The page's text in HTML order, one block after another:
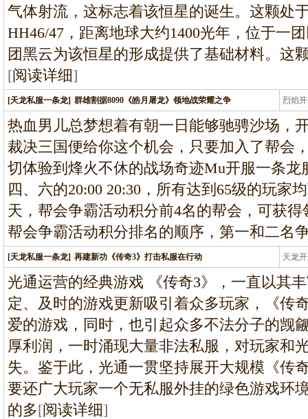
气体射流，这标志着该恒星的诞生。这颗处
HH46/47，距离地球大约1400光年，位于一
团黑云为该恒星的形成提供了基础材料。这
[阅读详细]
[天龙私服一条龙] 群雄割据8090《皓月屠龙》领地战荣耀之争 烈焰
龙
热血男儿总梦想着有朝一日能够驰骋沙场，
裁决三国便给你这个机会，只要加入了帮会
切体验到烽火不休的战场奇迹Mu开服一条
四、六的20:00 20:30，所有达到65级的玩家
天，帮会争霸活动积分前4名的帮会，可获
帮会争霸活动积分排名的顺序，第一和二名
[天龙私服一条龙] 再建新功《传奇3》打击私服在行动 天龙
龙
光通运营的经典游戏 《传奇3》，一直以其
定、及时的游戏更新吸引着众多玩家，《传
爱的游戏，同时，也引起众多不法分子的觊
厚利润，一时涌现大量非法私服，对玩家和
失。鉴于此，光通一贯坚持展开大规模《传
要还广大玩家一个无私服外挂的绿色游戏环
的多[阅读详细]